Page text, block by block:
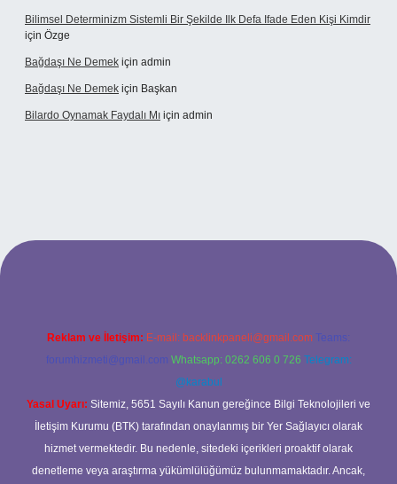
Bilimsel Determinizm Sistemli Bir Şekilde Ilk Defa Ifade Eden Kişi Kimdir
için Özge
Bağdaşı Ne Demek için admin
Bağdaşı Ne Demek için Başkan
Bilardo Oynamak Faydalı Mı için admin
bahis sitesi
Reklam ve İletişim: E-mail: backlinkpaneli@gmail.com Teams:
forumhizmeti@gmail.com Whatsapp: 0262 606 0 726 Telegram:
@karabul
Yasal Uyarı: Sitemiz, 5651 Sayılı Kanun gereğince Bilgi Teknolojileri ve
İletişim Kurumu (BTK) tarafından onaylanmış bir Yer Sağlayıcı olarak
hizmet vermektedir. Bu nedenle, sitedeki içerikleri proaktif olarak
denetleme veya araştırma yükümlülüğümüz bulunmamaktadır. Ancak,